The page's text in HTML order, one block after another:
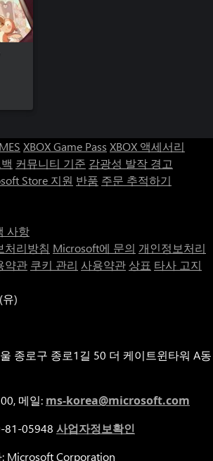
XBOX Game Pass XBOX 액세서리
커뮤니티 기준 감광성 발작 경고
Store 지원 반품 주문 추적하기
사항
처리방침 Microsoft에 문의 개인정보처리
약관 쿠키 관리 사용약관 상표 타사 고지
)
종로구 종로1길 50 더 케이트윈타워 A동
메일: ms-korea@microsoft.com
81-05948 사업자정보확인
Microsoft Corporation